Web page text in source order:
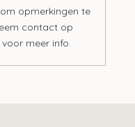
opmerkingen te
contact op
meer info.